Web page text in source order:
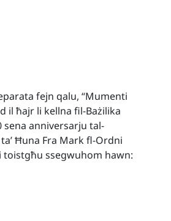
fejn qalu, “Mumenti
il ħajr li kellna fil-Bażilika
sena anniversarju tal-
Ħuna Fra Mark fl-Ordni
ssegwuhom hawn: